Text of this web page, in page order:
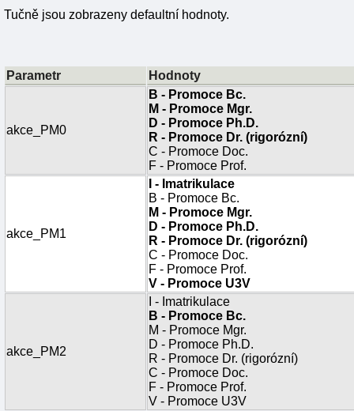
Tučně jsou zobrazeny defaultní hodnoty.
Parametr Hodnoty
akce_PM0
B - Promoce Bc.
M - Promoce Mgr.
D - Promoce Ph.D.
R - Promoce Dr. (rigorózní)
C - Promoce Doc.
F - Promoce Prof.
akce_PM1
I - Imatrikulace
B - Promoce Bc.
M - Promoce Mgr.
D - Promoce Ph.D.
R - Promoce Dr. (rigorózní)
C - Promoce Doc.
F - Promoce Prof.
V - Promoce U3V
akce_PM2
I - Imatrikulace
B - Promoce Bc.
M - Promoce Mgr.
D - Promoce Ph.D.
R - Promoce Dr. (rigorózní)
C - Promoce Doc.
F - Promoce Prof.
V - Promoce U3V